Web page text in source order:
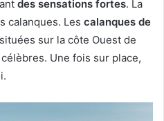
des sensations fortes. La
calanques. Les calanques de
sur la côte Ouest de
Une fois sur place,